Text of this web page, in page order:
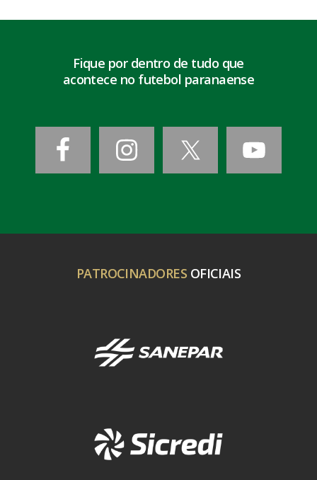
Fique por dentro de tudo que
acontece no futebol paranaense
PATROCINADORES OFICIAIS